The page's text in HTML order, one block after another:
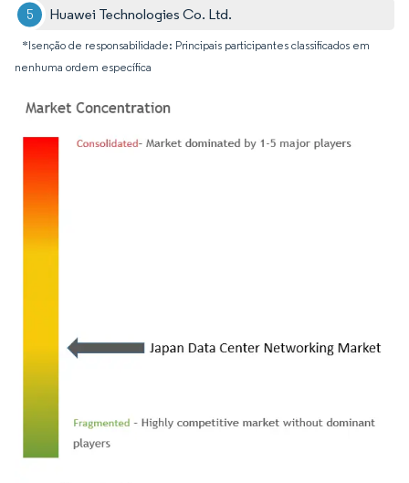
Huawei Technologies Co. Ltd.
*Isenção de responsabilidade: Principais participantes classificados em
nenhuma ordem específica